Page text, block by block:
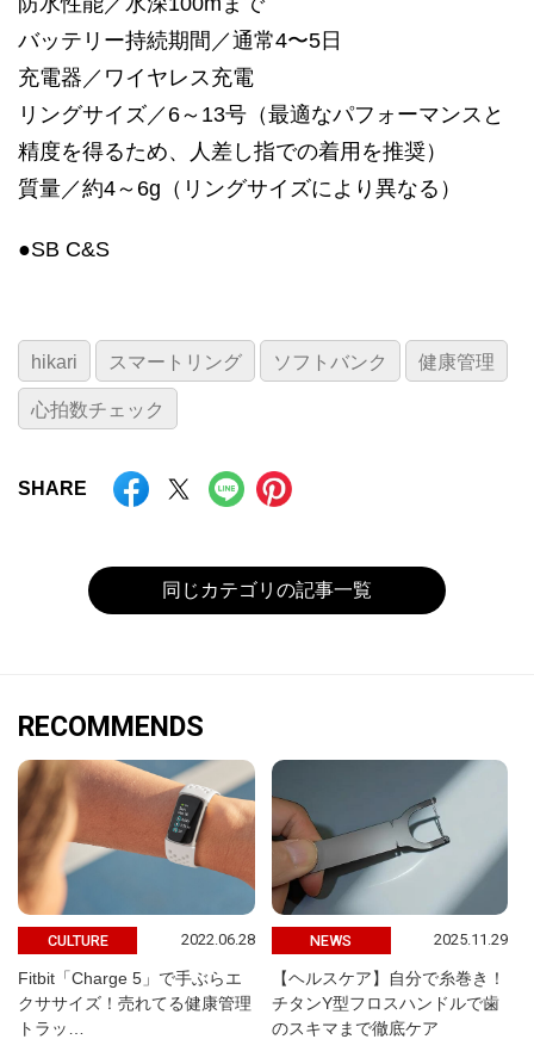
バッテリー持続期間／通常4〜5日
充電器／ワイヤレス充電
リングサイズ／6～13号（最適なパフォーマンスと
精度を得るため、人差し指での着用を推奨）
質量／約4～6g（リングサイズにより異なる）
●SB C&S
hikari スマートリング ソフトバンク 健康管理
心拍数チェック
SHARE
同じカテゴリの記事一覧
RECOMMENDS
CULTURE 2022.06.28
Fitbit「Charge 5」で手ぶらエ
クササイズ！売れてる健康管理
トラッ…
NEWS 2025.11.29
【ヘルスケア】自分で糸巻き！
チタンY型フロスハンドルで歯
のスキマまで徹底ケア